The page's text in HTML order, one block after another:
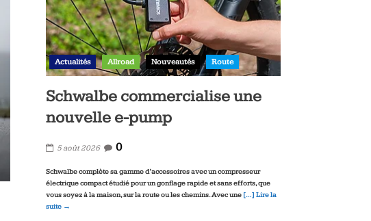
Actualités Allroad Nouveautés Route
Schwalbe commercialise une
nouvelle e-pump
5 août 2026 0
Schwalbe complète sa gamme d’accessoires avec un compresseur
électrique compact étudié pour un gonflage rapide et sans efforts, que
vous soyez à la maison, sur la route ou les chemins. Avec une […] Lire la
suite →